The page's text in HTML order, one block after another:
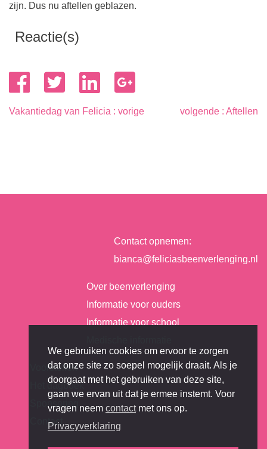
zijn. Dus nu aftellen geblazen.
Reactie(s)
Berichtnavigatie
Vakantiedag van Felicia Aftellen
Contact opnemen:
bianca@feliciasbeenverlenging.nl
Over beenverlenging
Informatie voor ouders
Informatie voor school
Voorstellen
Het dagboek
Contact
We gebruiken cookies om ervoor te zorgen
dat onze site zo soepel mogelijk draait. Als je
doorgaat met het gebruiken van deze site,
gaan we ervan uit dat je ermee instemt. Voor
vragen neem contactmet ons op.
Privacyverklaring